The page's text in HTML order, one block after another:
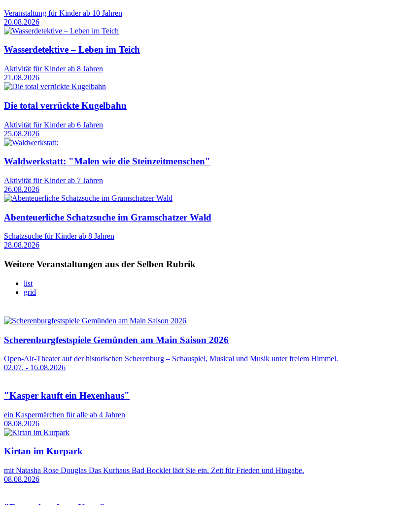
Veranstaltung für Kinder ab 10 Jahren
20.08.2026
Wasserdetektive – Leben im Teich
Aktivität für Kinder ab 8 Jahren
21.08.2026
Die total verrückte Kugelbahn
Aktivität für Kinder ab 6 Jahren
25.08.2026
Waldwerkstatt: "Malen wie die Steinzeitmenschen"
Aktivität für Kinder ab 7 Jahren
26.08.2026
Abenteuerliche Schatzsuche im Gramschatzer Wald
Schatzsuche für Kinder ab 8 Jahren
28.08.2026
Weitere Veranstaltungen aus der Selben Rubrik
list
grid
Scherenburgfestspiele Gemünden am Main Saison 2026
Open-Air-Theater auf der historischen Scherenburg – Schauspiel, Musical und Musik unter freiem Himmel.
02.07. - 16.08.2026
"Kasper kauft ein Hexenhaus"
ein Kaspermärchen für alle ab 4 Jahren
08.08.2026
Kirtan im Kurpark
mit Natasha Rose Douglas Das Kurhaus Bad Bocklet lädt Sie ein. Zeit für Frieden und Hingabe.
08.08.2026